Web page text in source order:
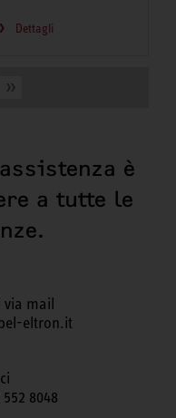
Dettagli
è
a tutte le
via mail
eltron.it
8048